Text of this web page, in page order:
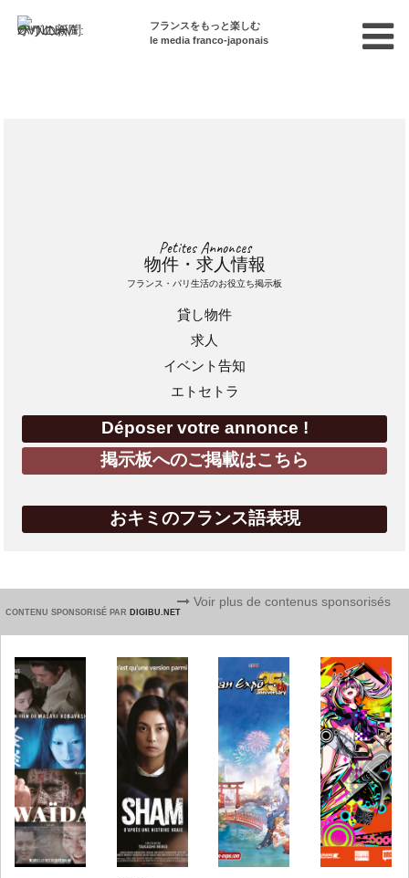
フランスをもっと楽しむ
le media franco-japonais
Petites Annonces
物件・求人情報
フランス・パリ生活のお役立ち掲示板
貸し物件
求人
イベント告知
エトセトラ
Déposer votre annonce !
掲示板へのご掲載はこちら
おキミのフランス語表現
CONTENU SPONSORISÉ PAR DIGIBU.NET
Voir plus de contenus sponsorisés